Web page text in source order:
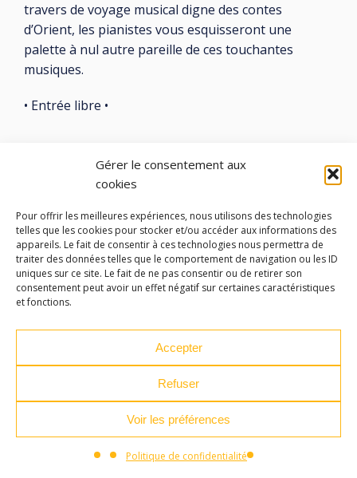
Gérer le consentement aux
cookies
Pour offrir les meilleures expériences, nous utilisons des technologies
telles que les cookies pour stocker et/ou accéder aux informations des
appareils. Le fait de consentir à ces technologies nous permettra de
traiter des données telles que le comportement de navigation ou les ID
uniques sur ce site. Le fait de ne pas consentir ou de retirer son
consentement peut avoir un effet négatif sur certaines caractéristiques
et fonctions.
Accepter
Refuser
Voir les préférences
Politique de confidentialité
travers de voyage musical digne des contes
d’Orient, les pianistes vous esquisseront une
palette à nul autre pareille de ces touchantes
musiques.
• Entrée libre •
LES ATELIERS DES ARTS
32 Rue 86E Régiment d'Infanterie
43000 Le Puy-en-Velay
ateliersdesarts@lepuyenvelay.fr
Facebook
Instagram
Youtube